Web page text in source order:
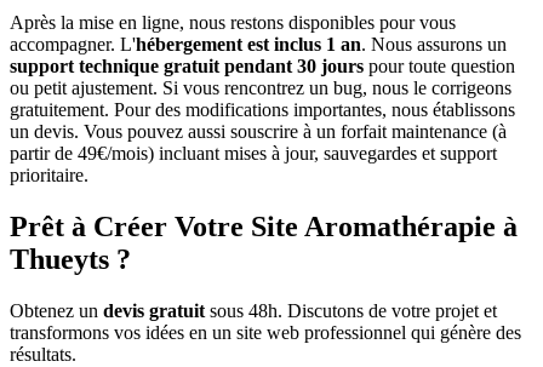
Après la mise en ligne, nous restons disponibles pour vous
accompagner. L'hébergement est inclus 1 an. Nous assurons un
support technique gratuit pendant 30 jours pour toute question
ou petit ajustement. Si vous rencontrez un bug, nous le corrigeons
gratuitement. Pour des modifications importantes, nous établissons
un devis. Vous pouvez aussi souscrire à un forfait maintenance (à
partir de 49€/mois) incluant mises à jour, sauvegardes et support
prioritaire.
Prêt à Créer Votre Site Aromathérapie à
Thueyts ?
Obtenez un devis gratuit sous 48h. Discutons de votre projet et
transformons vos idées en un site web professionnel qui génère des
résultats.